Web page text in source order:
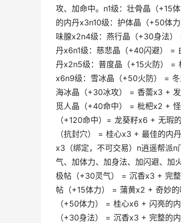
攻、加命中。n1级：壮骨晶（
的内丹x3n10级：护体晶（+50体
味腺x2n4级：燕行晶（+30身法
丹x6n1级：慈悲晶（+40闪避） =
丹x2n5级：普度晶（+15火防）
x6n9级：雪冰晶（+50火防） =
海冰晶（+30冰攻） = 香薷x3 +
觅人晶（+40命中） = 枇杷x2 +
（+120命中）= 龙葵籽x6 + 无瑕
（抗封穴） = 桂心x3 + 最佳的内
x3（绑定，不可交易）n逍遥帮派
气、加体力、加身法、加闪避、加
极帖（+30灵气） = 沉香x3 + 完
帖（+15体力） = 蒲黄x2 + 奇妙
（+50体力） = 桂心x6 + 闪亮的
（+30身法） = 沉香x3 + 完整的